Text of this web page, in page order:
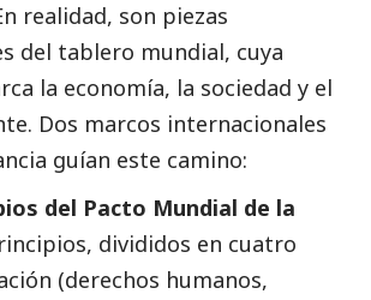
realidad, son piezas
del tablero mundial, cuya
la economía, la sociedad y el
Dos marcos internacionales
guían este camino:
del Pacto Mundial de la
divididos en cuatro
(derechos humanos,